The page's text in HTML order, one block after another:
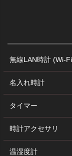
無線LAN時計 (Wi-
名入れ時計
タイマー
時計アクセサリ
温湿度計